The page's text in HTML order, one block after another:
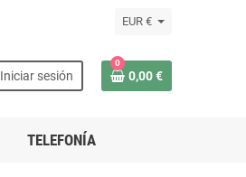
EUR €
Iniciar sesión
0
0,00 €
TELEFONÍA